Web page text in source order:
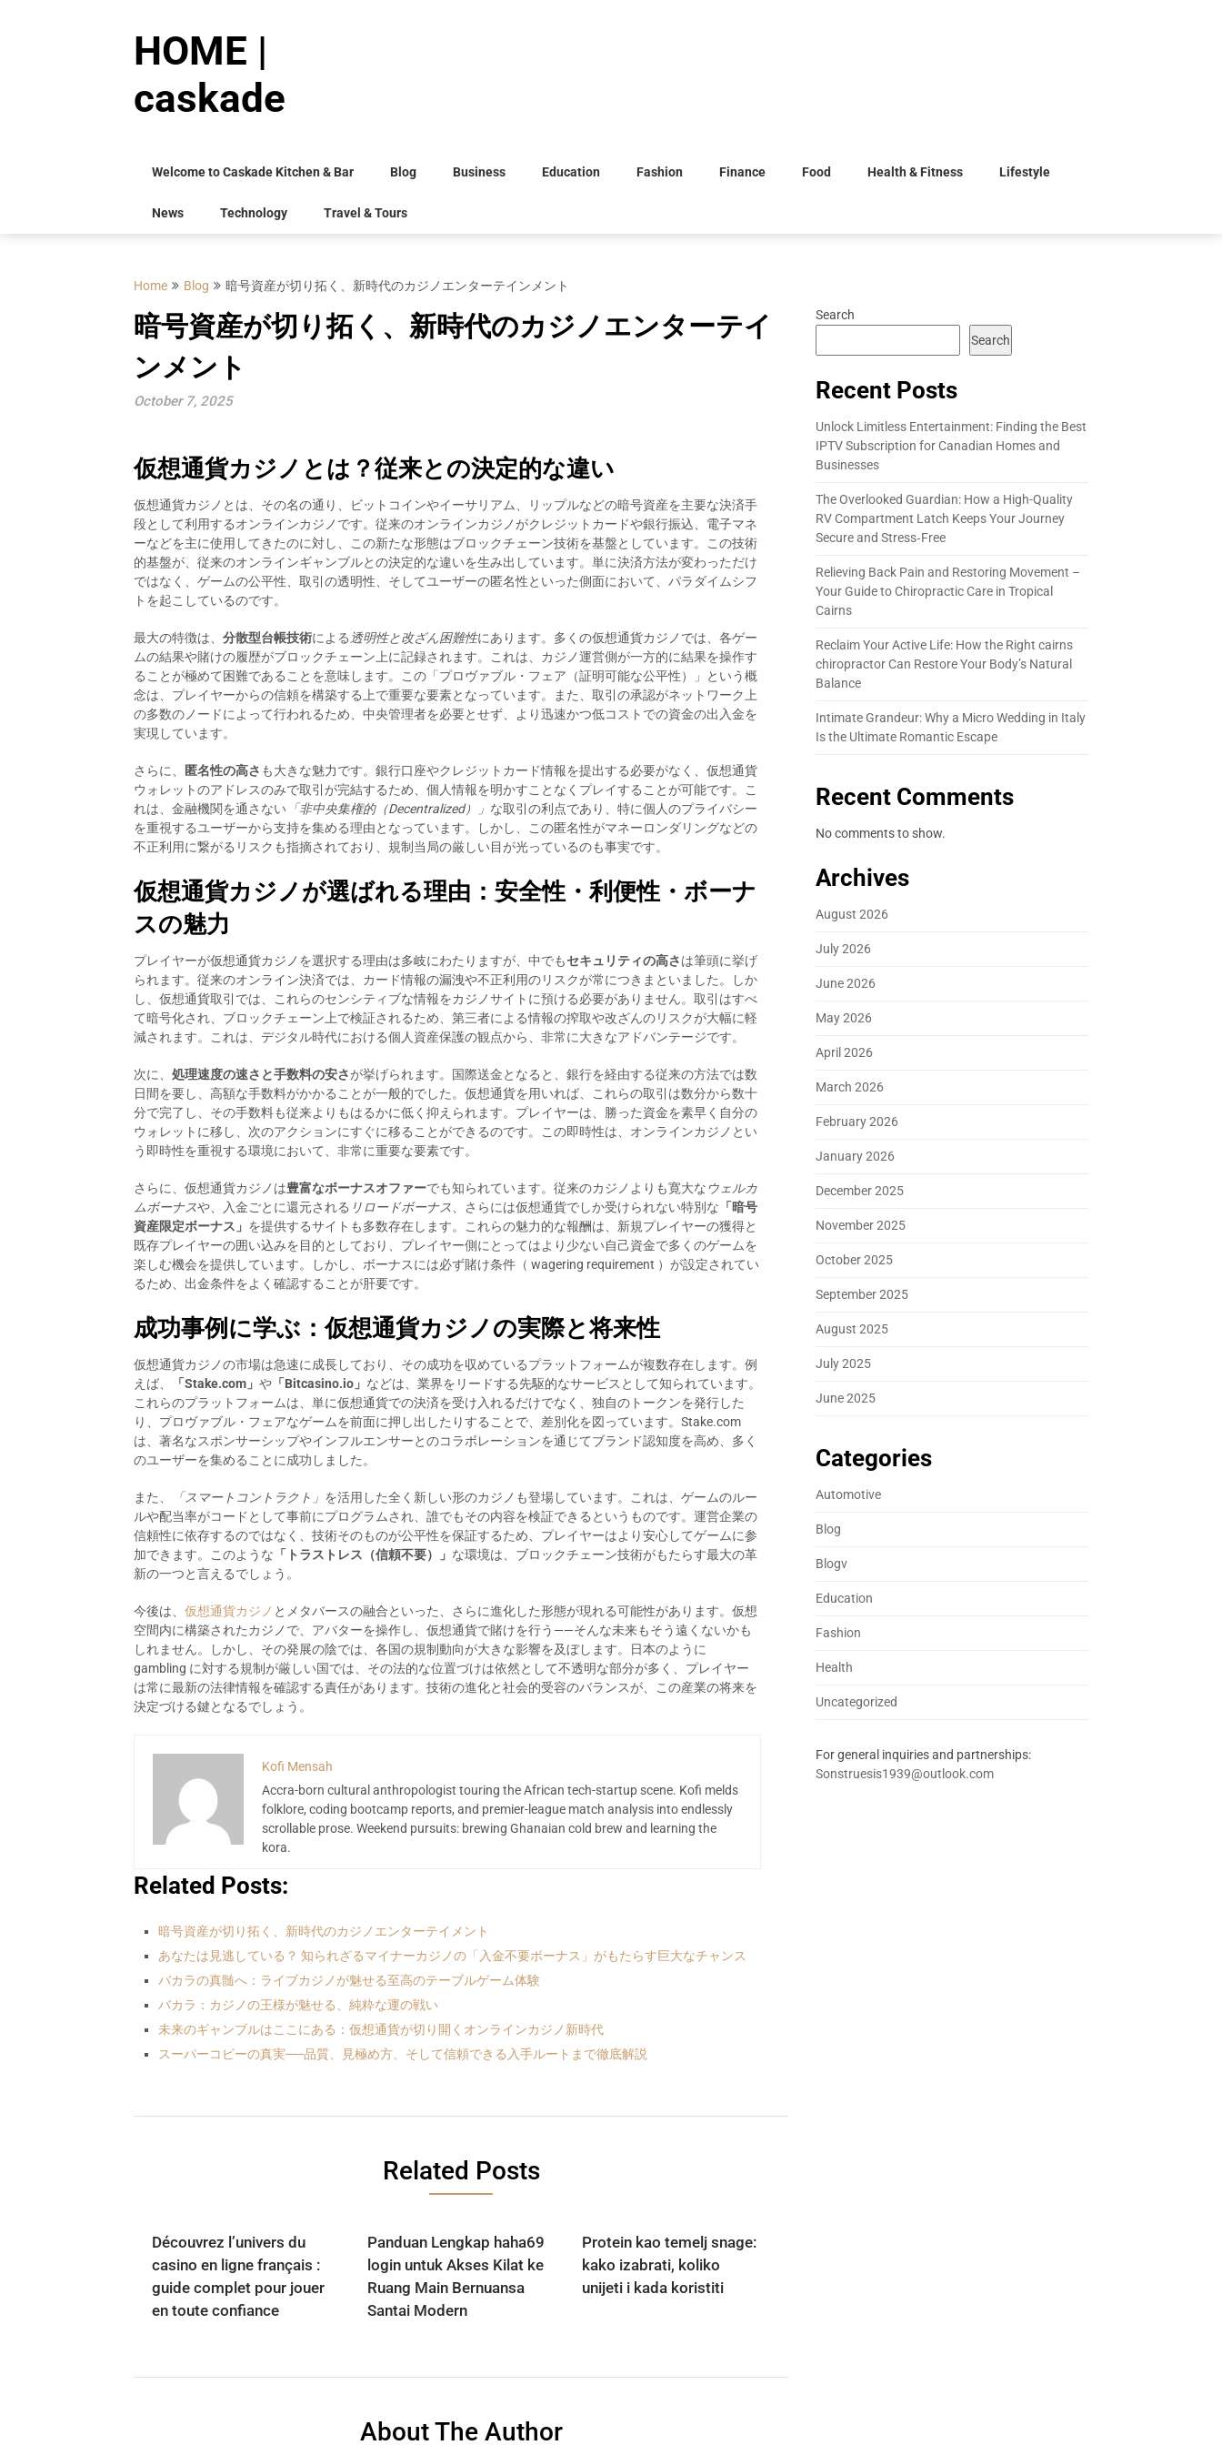
HOME |
caskade
Welcome to Caskade Kitchen & Bar Blog Business Education Fashion Finance Food Health & Fitness Lifestyle
News Technology Travel & Tours
Home Blog 暗号資産が切り拓く、新時代のカジノエンターテインメント
暗号資産が切り拓く、新時代のカジノエンターテイ
ンメント
October 7, 2025
仮想通貨カジノとは？従来との決定的な違い
仮想通貨カジノとは、その名の通り、ビットコインやイーサリアム、リップルなどの暗号資産を主要な決済手
段として利用するオンラインカジノです。従来のオンラインカジノがクレジットカードや銀行振込、電子マネ
ーなどを主に使用してきたのに対し、この新たな形態はブロックチェーン技術を基盤としています。この技術
的基盤が、従来のオンラインギャンブルとの決定的な違いを生み出しています。単に決済方法が変わっただけ
ではなく、ゲームの公平性、取引の透明性、そしてユーザーの匿名性といった側面において、パラダイムシフ
トを起こしているのです。
最大の特徴は、 分散型台帳技術による 透明性と改ざん困難性にあります。多くの仮想通貨カジノでは、各ゲー
ムの結果や賭けの履歴がブロックチェーン上に記録されます。これは、カジノ運営側が一方的に結果を操作す
ることが極めて困難であることを意味します。この「プロヴァブル・フェア（証明可能な公平性）」という概
念は、プレイヤーからの信頼を構築する上で重要な要素となっています。また、取引の承認がネットワーク上
の多数のノードによって行われるため、中央管理者を必要とせず、より迅速かつ低コストでの資金の出入金を
実現しています。
さらに、 匿名性の高さ も大きな魅力です。銀行口座やクレジットカード情報を提出する必要がなく、仮想通貨
ウォレットのアドレスのみで取引が完結するため、個人情報を明かすことなくプレイすることが可能です。こ
れは、金融機関を通さない 「非中央集権的（Decentralized）」 な取引の利点であり、特に個人のプライバシー
を重視するユーザーから支持を集める理由となっています。しかし、この匿名性がマネーロンダリングなどの
不正利用に繋がるリスクも指摘されており、規制当局の厳しい目が光っているのも事実です。
仮想通貨カジノが選ばれる理由：安全性・利便性・ボーナ
スの魅力
プレイヤーが仮想通貨カジノを選択する理由は多岐にわたりますが、中でもセキュリティの高さは筆頭に挙げ
られます。従来のオンライン決済では、カード情報の漏洩や不正利用のリスクが常につきまといました。しか
し、仮想通貨取引では、これらのセンシティブな情報をカジノサイトに預ける必要がありません。取引はすべ
て暗号化され、ブロックチェーン上で検証されるため、第三者による情報の搾取や改ざんのリスクが大幅に軽
減されます。これは、デジタル時代における個人資産保護の観点から、非常に大きなアドバンテージです。
次に、 処理速度の速さと手数料の安さが挙げられます。国際送金となると、銀行を経由する従来の方法では数
日間を要し、高額な手数料がかかることが一般的でした。仮想通貨を用いれば、これらの取引は数分から数十
分で完了し、その手数料も従来よりもはるかに低く抑えられます。プレイヤーは、勝った資金を素早く自分の
ウォレットに移し、次のアクションにすぐに移ることができるのです。この即時性は、オンラインカジノとい
う即時性を重視する環境において、非常に重要な要素です。
さらに、仮想通貨カジノは豊富なボーナスオファーでも知られています。従来のカジノよりも寛大なウェルカ
ムボーナスや、入金ごとに還元される リロードボーナス 、さらには仮想通貨でしか受けられない特別な 「暗号
資産限定ボーナス」 を提供するサイトも多数存在します。これらの魅力的な報酬は、新規プレイヤーの獲得と
既存プレイヤーの囲い込みを目的としており、プレイヤー側にとってはより少ない自己資金で多くのゲームを
楽しむ機会を提供しています。しかし、ボーナスには必ず賭け条件（ wagering requirement ）が設定されてい
るため、出金条件をよく確認することが肝要です。
成功事例に学ぶ：仮想通貨カジノの実際と将来性
仮想通貨カジノの市場は急速に成長しており、その成功を収めているプラットフォームが複数存在します。例
えば、
「Stake.com」 や 「Bitcasino.io」 などは、業界をリードする先駆的なサービスとして知られています。
これらのプラットフォームは、単に仮想通貨での決済を受け入れるだけでなく、独自のトークンを発行した
り、プロヴァブル・フェアなゲームを前面に押し出したりすることで、差別化を図っています。Stake.com
は、著名なスポンサーシップやインフルエンサーとのコラボレーションを通じてブランド認知度を高め、多く
のユーザーを集めることに成功しました。
また、 「スマートコントラクト」 を活用した全く新しい形のカジノも登場しています。これは、ゲームのルー
ルや配当率がコードとして事前にプログラムされ、誰でもその内容を検証できるというものです。運営企業の
信頼性に依存するのではなく、技術そのものが公平性を保証するため、プレイヤーはより安心してゲームに参
加できます。このような 「トラストレス（信頼不要）」 な環境は、ブロックチェーン技術がもたらす最大の革
新の一つと言えるでしょう。
今後は、 仮想通貨カジノ とメタバースの融合といった、さらに進化した形態が現れる可能性があります。仮想
空間内に構築されたカジノで、アバターを操作し、仮想通貨で賭けを行う——そんな未来もそう遠くないかも
しれません。しかし、その発展の陰では、各国の規制動向が大きな影響を及ぼします。日本のように
gambling に対する規制が厳しい国では、その法的な位置づけは依然として不透明な部分が多く、プレイヤー
は常に最新の法律情報を確認する責任があります。技術の進化と社会的受容のバランスが、この産業の将来を
決定づける鍵となるでしょう。
Kofi Mensah
Accra-born cultural anthropologist touring the African tech-startup scene. Kofi melds
folklore, coding bootcamp reports, and premier-league match analysis into endlessly
scrollable prose. Weekend pursuits: brewing Ghanaian cold brew and learning the
kora.
Related Posts:
暗号資産が切り拓く、新時代のカジノエンターテイメント
あなたは見逃している？ 知られざるマイナーカジノの「入金不要ボーナス」がもたらす巨大なチャンス
バカラの真髄へ：ライブカジノが魅せる至高のテーブルゲーム体験
バカラ：カジノの王様が魅せる、純粋な運の戦い
未来のギャンブルはここにある：仮想通貨が切り開くオンラインカジノ新時代
スーパーコピーの真実──品質、見極め方、そして信頼できる入手ルートまで徹底解説
Related Posts
Découvrez l’univers du
casino en ligne français :
guide complet pour jouer
en toute confiance
Panduan Lengkap haha69
login untuk Akses Kilat ke
Ruang Main Bernuansa
Santai Modern
Protein kao temelj snage:
kako izabrati, koliko
unijeti i kada koristiti
About The Author
Search
Search
Recent Posts
Unlock Limitless Entertainment: Finding the Best
IPTV Subscription for Canadian Homes and
Businesses
The Overlooked Guardian: How a High-Quality
RV Compartment Latch Keeps Your Journey
Secure and Stress‑Free
Relieving Back Pain and Restoring Movement –
Your Guide to Chiropractic Care in Tropical
Cairns
Reclaim Your Active Life: How the Right cairns
chiropractor Can Restore Your Body’s Natural
Balance
Intimate Grandeur: Why a Micro Wedding in Italy
Is the Ultimate Romantic Escape
Recent Comments
No comments to show.
Archives
August 2026
July 2026
June 2026
May 2026
April 2026
March 2026
February 2026
January 2026
December 2025
November 2025
October 2025
September 2025
August 2025
July 2025
June 2025
Categories
Automotive
Blog
Blogv
Education
Fashion
Health
Uncategorized
For general inquiries and partnerships:
Sonstruesis1939@outlook.com